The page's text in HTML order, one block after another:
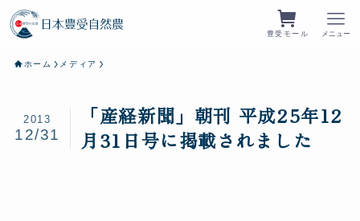
豊受モール メニュー
ホーム メディア
「産経新聞」朝刊 平成25年12
月31日号に掲載されました
2013
12/31